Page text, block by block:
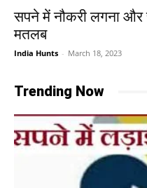
सपने में नौकरी लगना और
मतलब
India Hunts - March 18, 2023
Trending Now